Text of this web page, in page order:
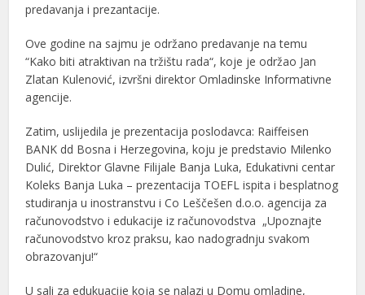
predavanja i prezantacije.
Ove godine na sajmu je održano predavanje na temu
“Kako biti atraktivan na tržištu rada“, koje je održao Jan
Zlatan Kulenović, izvršni direktor Omladinske Informativne
agencije.
Zatim, uslijedila je prezentacija poslodavca: Raiffeisen
BANK dd Bosna i Herzegovina, koju je predstavio Milenko
Dulić, Direktor Glavne Filijale Banja Luka, Edukativni centar
Koleks Banja Luka – prezentacija TOEFL ispita i besplatnog
studiranja u inostranstvu i Co Leščešen d.o.o. agencija za
računovodstvo i edukacije iz računovodstva „Upoznajte
računovodstvo kroz praksu, kao nadogradnju svakom
obrazovanju!“
U sali za edukuacije koja se nalazi u Domu omladine,